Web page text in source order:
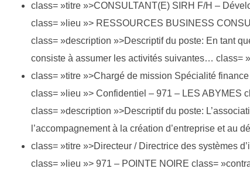
class= »titre »>CONSULTANT(E) SIRH F/H –
class= »lieu »> RESSOURCES BUSINESS
class= »description »>Descriptif du poste: En tant
consiste à assumer les activités suivantes… class=
class= »titre »>Chargé de mission Spécialité
class= »lieu »> Confidentiel – 971 – LES ABYMES
class= »description »>Descriptif du poste:
l’accompagnement à la création d’entreprise et au
class= »titre »>Directeur / Directrice des systèmes
class= »lieu »> 971 – POINTE NOIRE class=